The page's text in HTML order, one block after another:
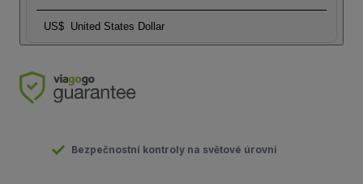
US$ United States Dollar
Bezpečnostní kontroly na světové úrovni